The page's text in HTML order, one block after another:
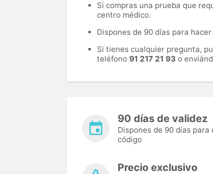
Si compras una prueba que
centro médico.
Dispones de 90 días para
Si tienes cualquier pregunta,
teléfono 91 217 21 93 o
90 días de validez
Dispones de 90 días
código
Precio exclusivo